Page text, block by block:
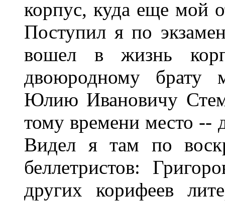
корпус, куда еще мой
Поступил я по
вошел в жизнь
двоюродному брату
Юлию Ивановичу
тому времени место --
Видел я там по
беллетристов:
других корифеев